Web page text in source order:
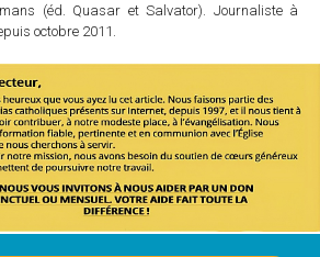
(éd. Quasar et Salvator). Journaliste à
octobre 2011.